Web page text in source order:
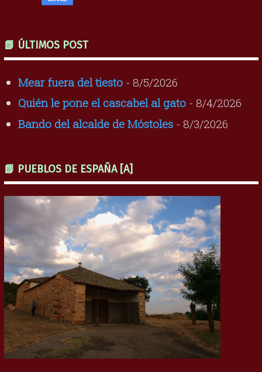
📗 ÚLTIMOS POST
Mear fuera del tiesto- 8/5/2026
Quién le pone el cascabel al gato- 8/4/2026
Bando del alcalde de Móstoles- 8/3/2026
📗 PUEBLOS DE ESPAÑA [A]